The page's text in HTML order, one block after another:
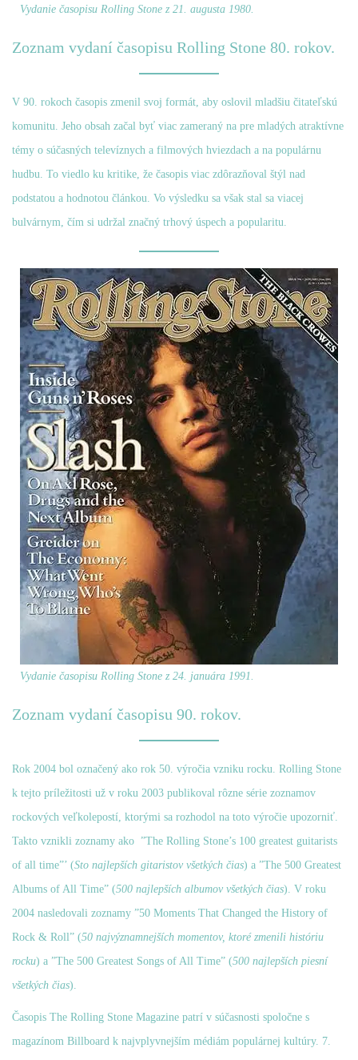
Vydanie časopisu Rolling Stone z 21. augusta 1980.
Zoznam vydaní časopisu Rolling Stone 80. rokov.
V 90. rokoch časopis zmenil svoj formát, aby oslovil mladšiu čitateľskú
komunitu. Jeho obsah začal byť viac zameraný na pre mladých atraktívne
témy o súčasných televíznych a filmových hviezdach a na populárnu
hudbu. To viedlo ku kritike, že časopis viac zdôrazňoval štýl nad
podstatou a hodnotou článkou. Vo výsledku sa však stal sa viacej
bulvárnym, čím si udržal značný trhový úspech a popularitu.
Vydanie časopisu Rolling Stone z 24. januára 1991.
Zoznam vydaní časopisu 90. rokov.
Rok 2004 bol označený ako rok 50. výročia vzniku rocku. Rolling Stone
k tejto príležitosti už v roku 2003 publikoval rôzne série zoznamov
rockových veľkolepostí, ktorými sa rozhodol na toto výročie upozorniť.
Takto vznikli zoznamy ako ”The Rolling Stone’s 100 greatest guitarists
of all time”’ (Sto najlepších gitaristov všetkých čias) a ”The 500 Greatest
Albums of All Time” (500 najlepších albumov všetkých čias). V roku
2004 nasledovali zoznamy ”50 Moments That Changed the History of
Rock & Roll” (50 najvýznamnejších momentov, ktoré zmenili históriu
rocku) a ”The 500 Greatest Songs of All Time” (500 najlepších piesní
všetkých čias).
Časopis The Rolling Stone Magazine patrí v súčasnosti spoločne s
magazínom Billboard k najvplyvnejším médiám populárnej kultúry. 7.